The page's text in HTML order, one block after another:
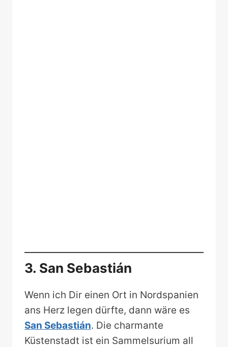
3. San Sebastián
Wenn ich Dir einen Ort in Nordspanien
ans Herz legen dürfte, dann wäre es
San Sebastián. Die charmante
Küstenstadt ist ein Sammelsurium all